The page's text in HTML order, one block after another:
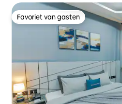
Favoriet van gasten
Favoriet van gasten